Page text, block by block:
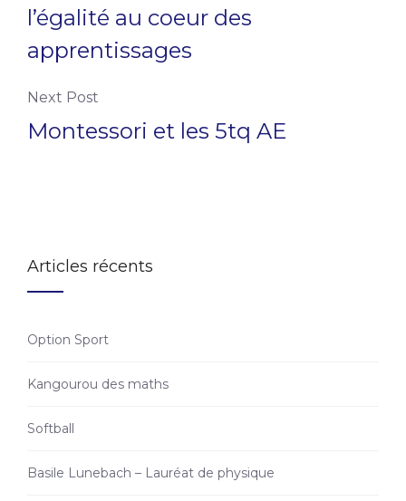
l’égalité au coeur des
apprentissages
Next Post
Montessori et les 5tq AE
Articles récents
Option Sport
Kangourou des maths
Softball
Basile Lunebach – Lauréat de physique